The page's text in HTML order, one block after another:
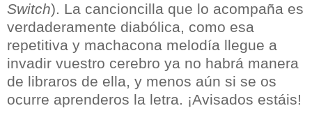
Switch). La cancioncilla que lo acompaña es
verdaderamente diabólica, como esa
repetitiva y machacona melodía llegue a
invadir vuestro cerebro ya no habrá manera
de libraros de ella, y menos aún si se os
ocurre aprenderos la letra. ¡Avisados estáis!